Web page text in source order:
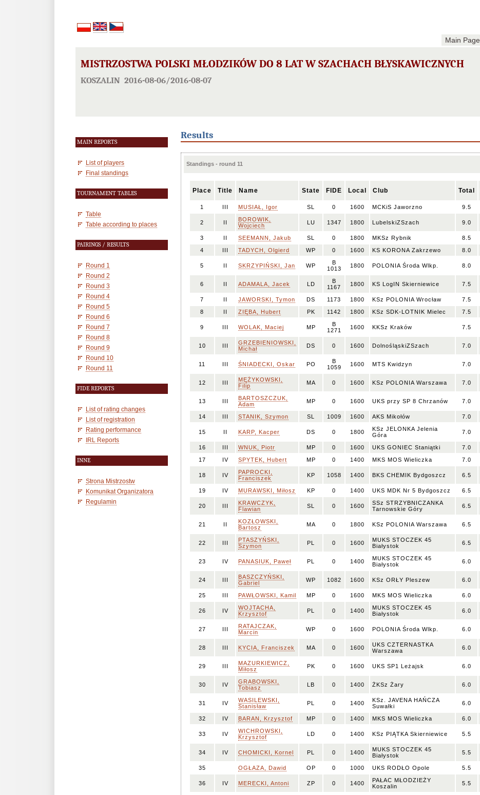
Main Page
MISTRZOSTWA POLSKI MŁODZIKÓW DO 8 LAT W SZACHACH BŁYSKAWICZNYCH
KOSZALIN 2016-08-06/2016-08-07
MAIN REPORTS
List of players
Final standings
TOURNAMENT TABLES
Table
Table according to places
PAIRINGS / RESULTS
Round 1
Round 2
Round 3
Round 4
Round 5
Round 6
Round 7
Round 8
Round 9
Round 10
Round 11
FIDE REPORTS
List of rating changes
List of registration
Rating performance
IRL Reports
INNE
Strona Mistrzostw
Komunikat Organizatora
Regulamin
Results
Standings - round 11
Place Title Name State FIDE Local Club Total
1 III MUSIAŁ, Igor SL 0 1600 MCKiS Jaworzno 9.5
2 II
BOROWIK,
Wojciech
LU 1347 1800 LubelskiZSzach 9.0
3 II SEEMANN, Jakub SL 0 1800 MKSz Rybnik 8.5
4
III TADYCH, Olgierd WP 0 1600 KS KORONA Zakrzewo 8.0
5 II SKRZYPIŃSKI, Jan WP
B
1013
1800 POLONIA Środa Wlkp. 8.0
6 II ADAMALA, Jacek LD
B
1167
1800 KS LogIN Skierniewice 7.5
7 II JAWORSKI, Tymon DS 1173 1800 KSz POLONIA Wrocław 7.5
8
II ZIĘBA, Hubert PK 1142 1800 KSz SDK-LOTNIK Mielec 7.5
9 III WOLAK, Maciej MP
B
1271
1600 KKSz Kraków 7.5
10 III
GRZEBIENIOWSKI,
Michał
DS 0 1600 DolnośląskiZSzach 7.0
11 III ŚNIADECKI, Oskar PO
B
1059
1600 MTS Kwidzyn 7.0
12 III
MĘŻYKOWSKI,
Filip
MA 0 1600 KSz POLONIA Warszawa 7.0
13 III
BARTOSZCZUK,
Adam
MP 0 1600 UKS przy SP 8 Chrzanów 7.0
14 III STANIK, Szymon SL 1009 1600 AKS Mikołów 7.0
15 II KARP, Kacper DS 0 1800
KSz JELONKA Jelenia
Góra
7.0
16 III WNUK, Piotr MP 0 1600 UKS GONIEC Staniątki 7.0
17
IV SPYTEK, Hubert MP 0 1400 MKS MOS Wieliczka 7.0
18 IV
PAPROCKI,
Franciszek
KP 1058 1400 BKS CHEMIK Bydgoszcz 6.5
19 IV MURAWSKI, Miłosz KP 0 1400 UKS MDK Nr 5 Bydgoszcz 6.5
20 III
KRAWCZYK,
Flawian
SL 0 1600
SSz STRZYBNICZANKA
Tarnowskie Góry
6.5
21 II
KOZŁOWSKI,
Bartosz
MA 0 1800 KSz POLONIA Warszawa 6.5
22 III
PTASZYŃSKI,
Szymon
PL 0 1600
MUKS STOCZEK 45
Białystok
6.5
23 IV PANASIUK, Paweł PL 0 1400
MUKS STOCZEK 45
Białystok
6.0
24 III
BASZCZYŃSKI,
Gabriel
WP 1082 1600 KSz ORŁY Pleszew 6.0
25 III PAWŁOWSKI, Kamil MP 0 1600 MKS MOS Wieliczka 6.0
26 IV
WOJTACHA,
Krzysztof
PL 0 1400
MUKS STOCZEK 45
Białystok
6.0
27 III
RATAJCZAK,
Marcin
WP 0 1600 POLONIA Środa Wlkp. 6.0
28 III KYCIA, Franciszek MA 0 1600
UKS CZTERNASTKA
Warszawa
6.0
29 III
MAZURKIEWICZ,
Miłosz
PK 0 1600 UKS SP1 Leżajsk 6.0
30 IV
GRABOWSKI,
Tobiasz
LB 0 1400 ŻKSz Żary 6.0
31 IV
WASILEWSKI,
Stanisław
PL 0 1400
KSz. JAVENA HAŃCZA
Suwałki
6.0
32 IV BARAN, Krzysztof MP 0 1400 MKS MOS Wieliczka 6.0
33 IV
WICHROWSKI,
Krzysztof
LD 0 1400 KSz PIĄTKA Skierniewice 5.5
34 IV CHOMICKI, Kornel PL 0 1400
MUKS STOCZEK 45
Białystok
5.5
35 OGŁAZA, Dawid OP 0 1000 UKS RODŁO Opole 5.5
36 IV MERECKI, Antoni ZP 0 1400
PAŁAC MŁODZIEŻY
Koszalin
5.5